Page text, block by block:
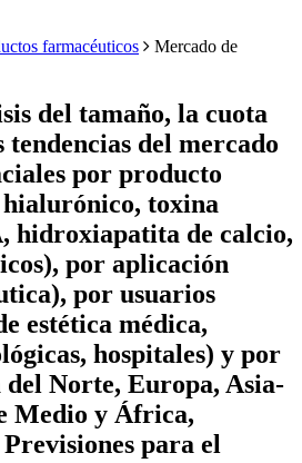
farmacéuticos
Mercado de
del tamaño, la cuota
tendencias del mercado
por producto
hialurónico, toxina
hidroxiapatita de calcio,
por aplicación
por usuarios
estética médica,
hospitales) y por
Norte, Europa, Asia-
Medio y África,
para el